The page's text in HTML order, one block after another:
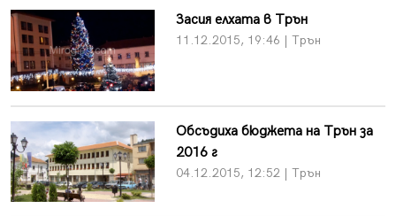
Засия елхата в Трън
11.12.2015, 19:46 | Трън
Обсъдиха бюджета на Трън за
2016 г
04.12.2015, 12:52 | Трън